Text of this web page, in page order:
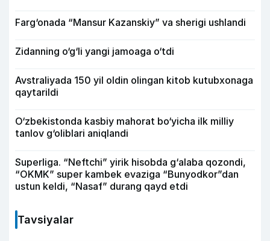
Farg‘onada “Mansur Kazanskiy” va sherigi ushlandi
Zidanning o‘g‘li yangi jamoaga o‘tdi
Avstraliyada 150 yil oldin olingan kitob kutubxonaga
qaytarildi
O‘zbekistonda kasbiy mahorat bo‘yicha ilk milliy
tanlov g‘oliblari aniqlandi
Superliga. “Neftchi” yirik hisobda g‘alaba qozondi,
“OKMK” super kambek evaziga “Bunyodkor”dan
ustun keldi, “Nasaf” durang qayd etdi
Tavsiyalar